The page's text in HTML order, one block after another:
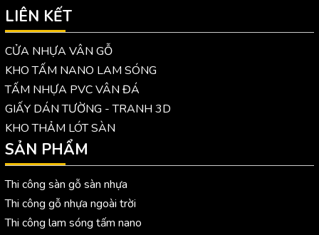
LIÊN KẾT
CỬA NHỰA VÂN GỖ
KHO TẤM NANO LAM SÓNG
TẤM NHỰA PVC VÂN ĐÁ
GIẤY DÁN TƯỜNG - TRANH 3D
KHO THẢM LÓT SÀN
SẢN PHẨM
Thi công sàn gỗ sàn nhựa
Thi công gỗ nhựa ngoài trời
Thi công lam sóng tấm nano